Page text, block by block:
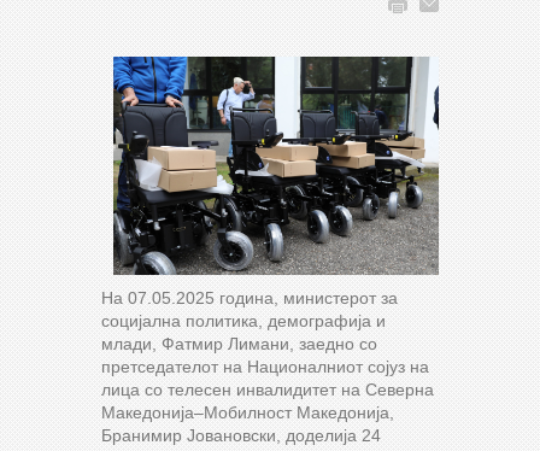
На 07.05.2025 година, министерот за
социјална политика, демографија и
млади, Фатмир Лимани, заедно со
претседателот на Националниот сојуз на
лица со телесен инвалидитет на Северна
Македонија–Мобилност Македонија,
Бранимир Јовановски, доделија 24